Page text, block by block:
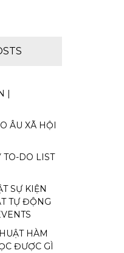
|
ÂU XÃ HỘI
TO-DO LIST
SỰ KIỆN
TỰ ĐỘNG
HÀM
ĐƯỢC GÌ